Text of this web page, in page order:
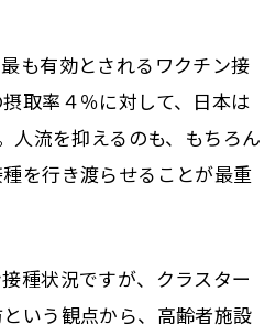
も有効とされるワクチン接
取率４％に対して、日本は
人流を抑えるのも、もちろん
を行き渡らせることが最重
種状況ですが、クラスター
いう観点から、高齢者施設